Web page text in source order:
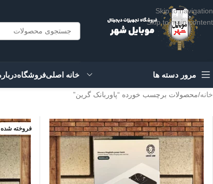
Skip to navigation
Skip to main content
مرور دسته ها خانه اصلیفروشگاه
خانه محصولات برچسب خورده “پاوربانک گرین”
آبی
بنفش
سفید
مشکی
نارنجی
فروخته شده
به زودی